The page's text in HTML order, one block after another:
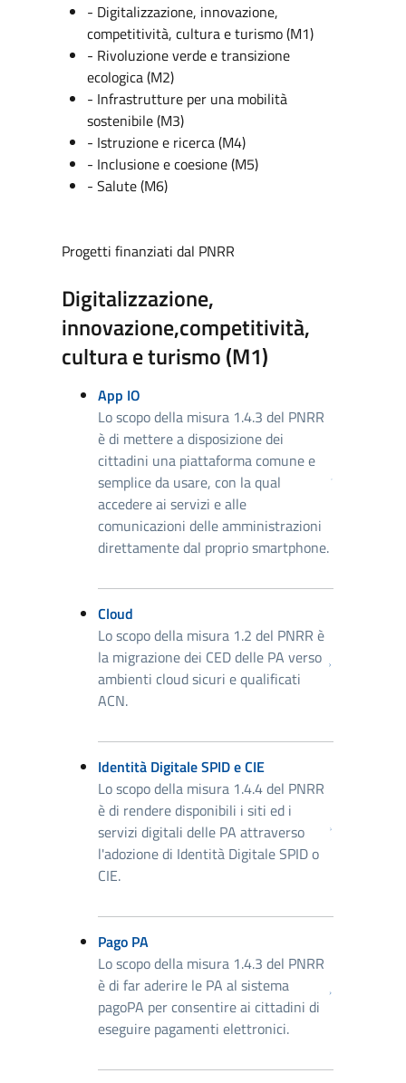
- Digitalizzazione, innovazione,
competitività, cultura e turismo (M1)
- Rivoluzione verde e transizione
ecologica (M2)
- Infrastrutture per una mobilità
sostenibile (M3)
- Istruzione e ricerca (M4)
- Inclusione e coesione (M5)
- Salute (M6)
Progetti finanziati dal PNRR
Digitalizzazione,
innovazione,competitività,
cultura e turismo (M1)
App IO
Lo scopo della misura 1.4.3 del PNRR
è di mettere a disposizione dei
cittadini una piattaforma comune e
semplice da usare, con la qual
accedere ai servizi e alle
comunicazioni delle amministrazioni
direttamente dal proprio smartphone.
Cloud
Lo scopo della misura 1.2 del PNRR è
la migrazione dei CED delle PA verso
ambienti cloud sicuri e qualificati
ACN.
Identità Digitale SPID e CIE
Lo scopo della misura 1.4.4 del PNRR
è di rendere disponibili i siti ed i
servizi digitali delle PA attraverso
l'adozione di Identità Digitale SPID o
CIE.
Pago PA
Lo scopo della misura 1.4.3 del PNRR
è di far aderire le PA al sistema
pagoPA per consentire ai cittadini di
eseguire pagamenti elettronici.